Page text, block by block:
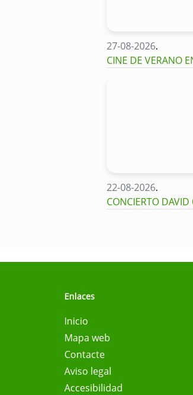
27-08-2026.
CINE DE VERANO
22-08-2026.
CONCIERTO DAVID
Enlaces
Inicio
Mapa web
Contacte
Aviso legal
Accesibilidad